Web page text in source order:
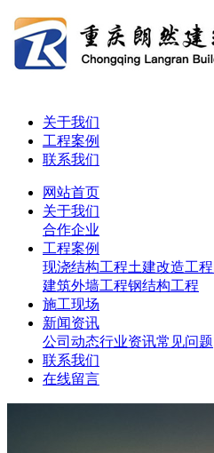
关于我们
工程案例
联系我们
网站首页
关于我们
合作企业
工程案例
现浇结构工程土建改造工程
建筑外墙工程钢结构工程
施工现场
新闻资讯
公司动态行业资讯常见问题
联系我们
在线留言